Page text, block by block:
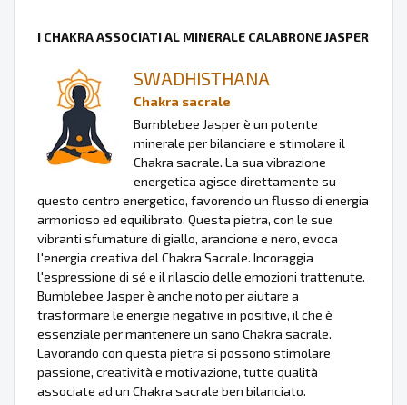
I CHAKRA ASSOCIATI AL MINERALE CALABRONE JASPER
SWADHISTHANA
Chakra sacrale
Bumblebee Jasper è un potente
minerale per bilanciare e stimolare il
Chakra sacrale. La sua vibrazione
energetica agisce direttamente su
questo centro energetico, favorendo un flusso di energia
armonioso ed equilibrato. Questa pietra, con le sue
vibranti sfumature di giallo, arancione e nero, evoca
l'energia creativa del Chakra Sacrale. Incoraggia
l'espressione di sé e il rilascio delle emozioni trattenute.
Bumblebee Jasper è anche noto per aiutare a
trasformare le energie negative in positive, il che è
essenziale per mantenere un sano Chakra sacrale.
Lavorando con questa pietra si possono stimolare
passione, creatività e motivazione, tutte qualità
associate ad un Chakra sacrale ben bilanciato.